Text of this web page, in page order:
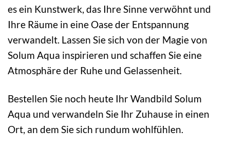
es ein Kunstwerk, das Ihre Sinne verwöhnt und
Ihre Räume in eine Oase der Entspannung
verwandelt. Lassen Sie sich von der Magie von
Solum Aqua inspirieren und schaffen Sie eine
Atmosphäre der Ruhe und Gelassenheit.
Bestellen Sie noch heute Ihr Wandbild Solum
Aqua und verwandeln Sie Ihr Zuhause in einen
Ort, an dem Sie sich rundum wohlfühlen.